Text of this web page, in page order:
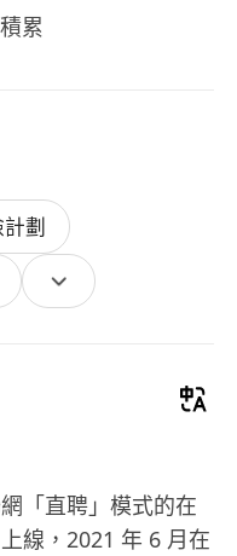
累
劃
「直聘」模式的在
線，2021 年 6 月在